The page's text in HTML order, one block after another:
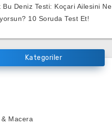
Bu Deniz Testi: Koçari Ailesini Ne
10 Soruda Test Et!
Kategoriler
Macera